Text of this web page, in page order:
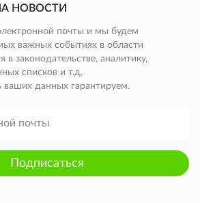
НОВОСТИ
почты и мы будем
важных событиях в области
в законодательстве, аналитику,
списков и т.д.
ваших данных гарантируем.
Подписаться